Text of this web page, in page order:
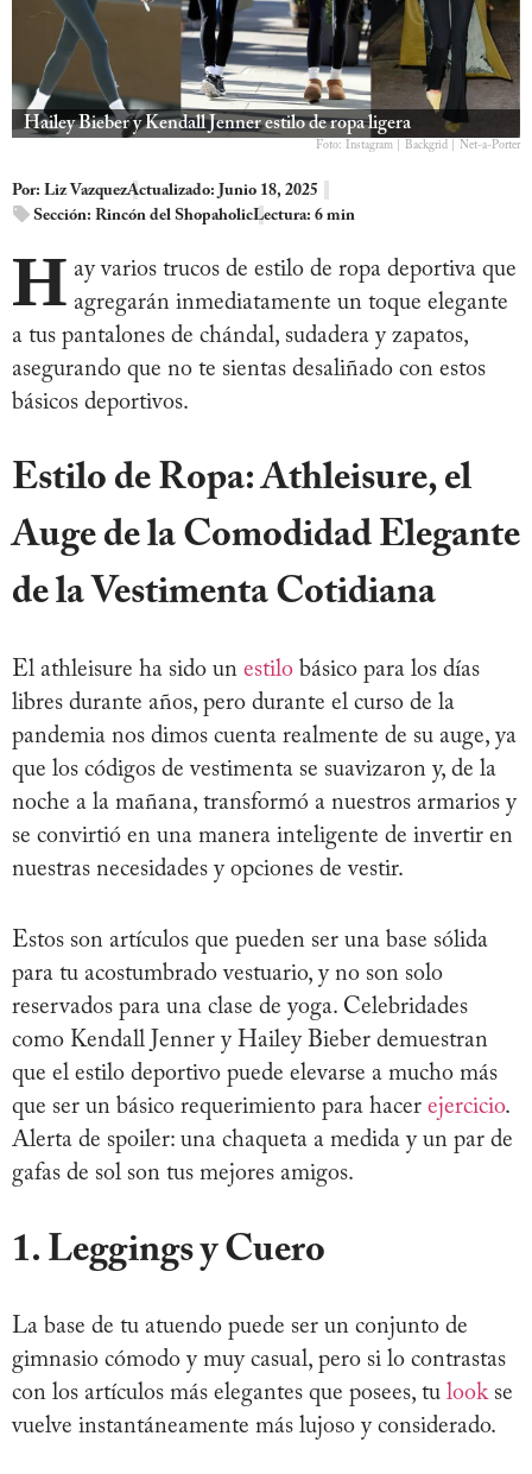
Hailey Bieber y Kendall Jenner estilo de ropa ligera
Foto: Instagram | Backgrid | Net-a-Porter
Por: Liz VazquezActualizado: Junio 18, 2025
Sección: Rincón del ShopaholicLectura: 6 min
H ay varios trucos de estilo de ropa deportiva que
agregarán inmediatamente un toque elegante
a tus pantalones de chándal, sudadera y zapatos,
asegurando que no te sientas desaliñado con estos
básicos deportivos.
Estilo de Ropa: Athleisure, el
Auge de la Comodidad Elegante
de la Vestimenta Cotidiana
El athleisure ha sido un estilo básico para los días
libres durante años, pero durante el curso de la
pandemia nos dimos cuenta realmente de su auge, ya
que los códigos de vestimenta se suavizaron y, de la
noche a la mañana, transformó a nuestros armarios y
se convirtió en una manera inteligente de invertir en
nuestras necesidades y opciones de vestir.
Estos son artículos que pueden ser una base sólida
para tu acostumbrado vestuario, y no son solo
reservados para una clase de yoga. Celebridades
como Kendall Jenner y Hailey Bieber demuestran
que el estilo deportivo puede elevarse a mucho más
que ser un básico requerimiento para hacer ejercicio.
Alerta de spoiler: una chaqueta a medida y un par de
gafas de sol son tus mejores amigos.
1. Leggings y Cuero
La base de tu atuendo puede ser un conjunto de
gimnasio cómodo y muy casual, pero si lo contrastas
con los artículos más elegantes que posees, tu lookse
vuelve instantáneamente más lujoso y considerado.